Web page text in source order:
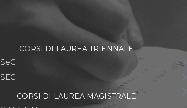
CORSI DI LAUREA TRIENNALE
SeC
SEGI
CORSI DI LAUREA MAGISTRALE